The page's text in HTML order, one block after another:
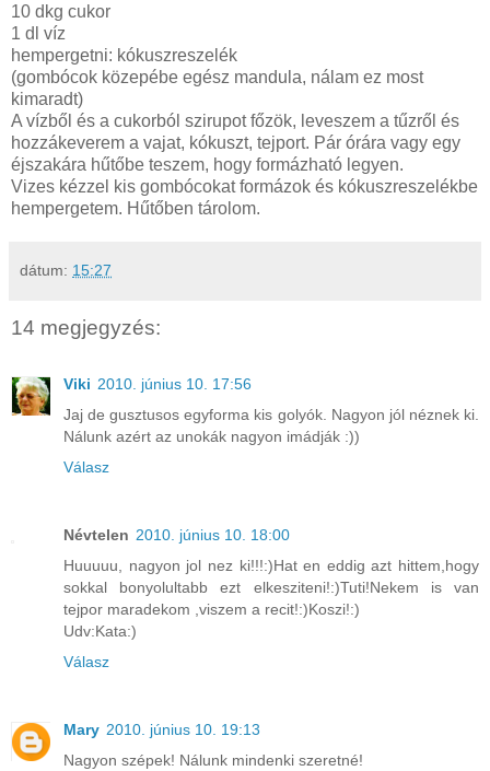
10 dkg cukor
1 dl víz
hempergetni: kókuszreszelék
(gombócok közepébe egész mandula, nálam ez most
kimaradt)
A vízből és a cukorból szirupot főzök, leveszem a tűzről és
hozzákeverem a vajat, kókuszt, tejport. Pár órára vagy egy
éjszakára hűtőbe teszem, hogy formázható legyen.
Vizes kézzel kis gombócokat formázok és kókuszreszelékbe
hempergetem. Hűtőben tárolom.
dátum: 15:27
14 megjegyzés:
Viki 2010. június 10. 17:56
Jaj de gusztusos egyforma kis golyók. Nagyon jól néznek ki.
Nálunk azért az unokák nagyon imádják :))
Válasz
Névtelen 2010. június 10. 18:00
Huuuuu, nagyon jol nez ki!!!:)Hat en eddig azt hittem,hogy
sokkal bonyolultabb ezt elkesziteni!:)Tuti!Nekem is van
tejpor maradekom ,viszem a recit!:)Koszi!:)
Udv:Kata:)
Válasz
Mary 2010. június 10. 19:13
Nagyon szépek! Nálunk mindenki szeretné!